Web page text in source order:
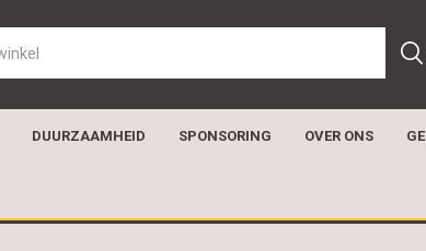
DUURZAAMHEID SPONSORING OVER ONS